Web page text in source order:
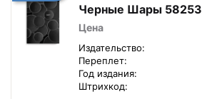
Черные Шары 58253
Цена
Издательство:
Переплет:
Год издания:
Штрихкод: